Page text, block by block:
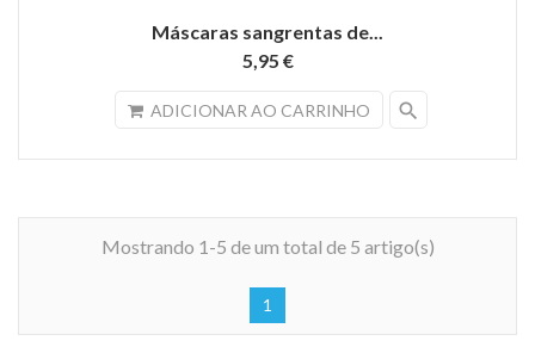
Máscaras sangrentas de...
5,95 €
ADICIONAR AO CARRINHO search
Mostrando 1-5 de um total de 5 artigo(s)
1